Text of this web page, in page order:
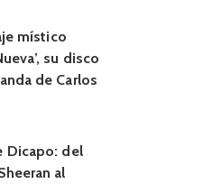
místico
su disco
de Carlos
Dicapo: del
al